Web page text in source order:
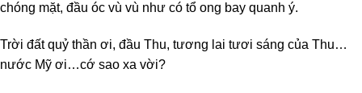
chóng mặt, đầu óc vù vù như có tổ ong bay quanh ý.
Trời đất quỷ thần ơi, đầu Thu, tương lai tươi sáng của Thu…
nước Mỹ ơi…cớ sao xa vời?